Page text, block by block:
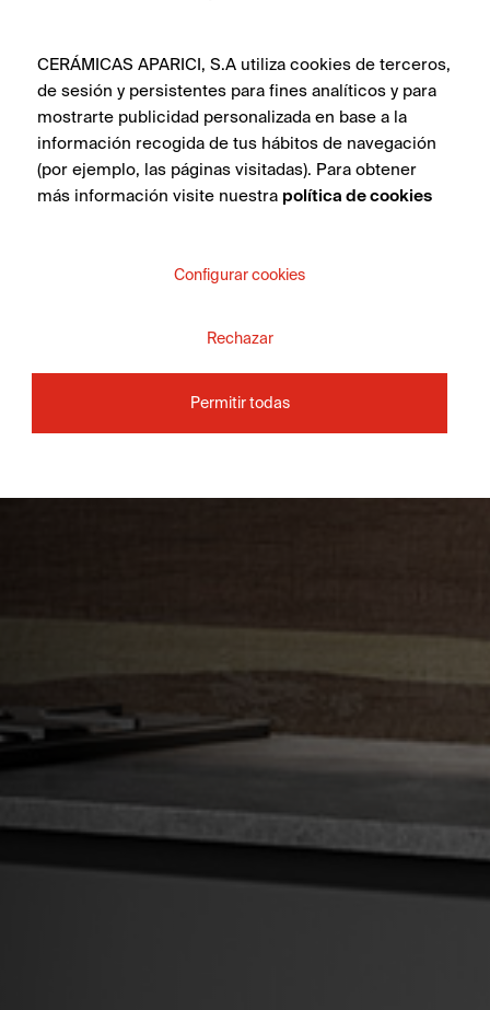
CERÁMICAS APARICI, S.A utiliza cookies de terceros,
de sesión y persistentes para fines analíticos y para
mostrarte publicidad personalizada en base a la
información recogida de tus hábitos de navegación
(por ejemplo, las páginas visitadas). Para obtener
más información visite nuestra política de cookies
Configurar cookies
Rechazar
Permitir todas